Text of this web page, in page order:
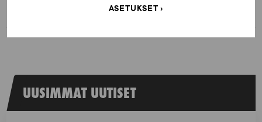
ASETUKSET
UUSIMMAT UUTISET